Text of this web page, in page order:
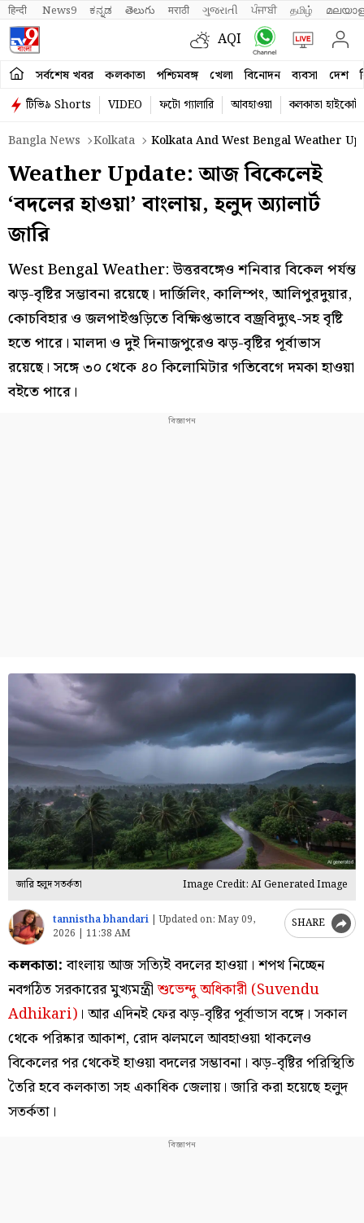
हिन्दी News9 ಕನ್ನಡ తెలుగు मराठी ગુજરાતી ਪੰਜਾਬੀ தமிழ்
AQI
সর্বশেষ খবর কলকাতা পশ্চিমবঙ্গ খেলা বিনোদন ব্যবসা দেশ
টিভি৯ Shorts VIDEO ফটো গ্যালারি আবহাওয়া
কলকাতা হাইকোর্ট
Bangla News
Kolkata Kolkata And West Bengal Weather
Weather Update: আজ বিকেলেই
‘বদলের হাওয়া’ বাংলায়, হলুদ অ্যালার্ট
জারি
West Bengal Weather: উত্তরবঙ্গেও শনিবার বিকেল পর্যন্ত
ঝড়-বৃষ্টির সম্ভাবনা রয়েছে। দার্জিলিং, কালিম্পং, আলিপুরদুয়ার,
কোচবিহার ও জলপাইগুড়িতে বিক্ষিপ্তভাবে বজ্রবিদ্যুৎ-সহ বৃষ্টি
হতে পারে। মালদা ও দুই দিনাজপুরেও ঝড়-বৃষ্টির পূর্বাভাস
রয়েছে। সঙ্গে ৩০ থেকে ৪০ কিলোমিটার গতিবেগে দমকা হাওয়া
বইতে পারে।
জারি হলুদ সতর্কতা Image Credit: AI Generated Image
tannistha bhandari |Updated on: May 09,
2026 | 11:38 AM
SHARE
কলকাতা:বাংলায় আজ সত্যিই বদলের হাওয়া। শপথ নিচ্ছেন
নবগঠিত সরকারের মুখ্যমন্ত্রীশুভেন্দু অধিকারী (Suvendu
Adhikari) । আর এদিনই ফের ঝড়-বৃষ্টির পূর্বাভাস বঙ্গে। সকাল
থেকে পরিষ্কার আকাশ, রোদ ঝলমলে আবহাওয়া থাকলেও
বিকেলের পর থেকেই হাওয়া বদলের সম্ভাবনা। ঝড়-বৃষ্টির পরিস্থিতি
তৈরি হবে কলকাতা সহ একাধিক জেলায়। জারি করা হয়েছে হলুদ
সতর্কতা।